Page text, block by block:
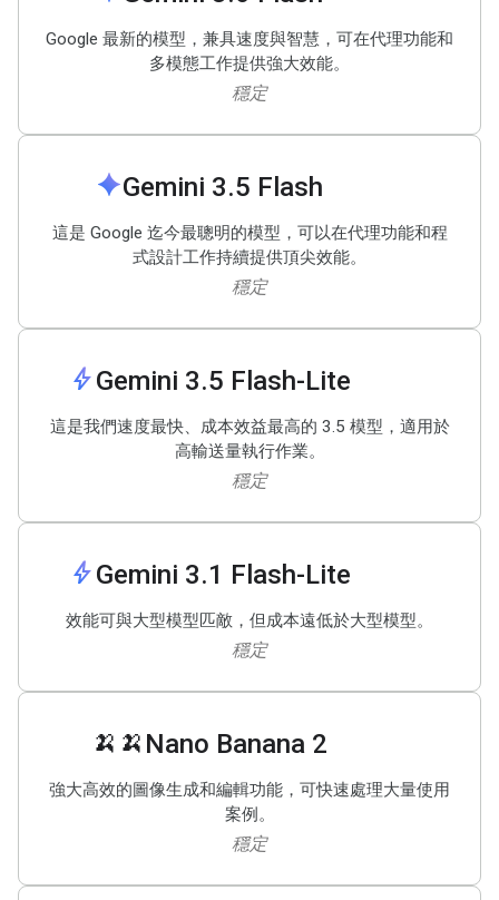
Google 最新的模型，兼具速度與智慧，可在代理功能和
多模態工作提供強大效能。
穩定
sparkGemini 3.5 Flash
這是 Google 迄今最聰明的模型，可以在代理功能和程
式設計工作持續提供頂尖效能。
穩定
boltGemini 3.5 Flash-Lite
這是我們速度最快、成本效益最高的 3.5 模型，適用於
高輸送量執行作業。
穩定
boltGemini 3.1 Flash-Lite
效能可與大型模型匹敵，但成本遠低於大型模型。
穩定
🍌🍌 Nano Banana 2
強大高效的圖像生成和編輯功能，可快速處理大量使用
案例。
穩定